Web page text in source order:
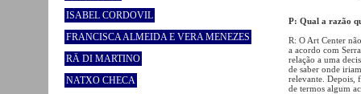
ISABEL CORDOVIL
FRANCISCA ALMEIDA E VERA MENEZES
RÄ DI MARTINO
NATXO CHECA
P: Qual a razão
R: O Art Center
a acordo com
relação a uma
de saber onde
relevante. Depois,
de termos algum